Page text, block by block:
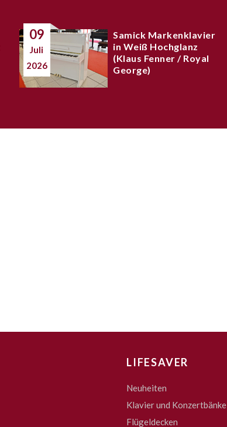
09
Juli
2026
Samick Markenklavier
in Weiß Hochglanz
(Klaus Fenner / Royal
George)
LIFESAVER
Neuheiten
Klavier und Konzertbänke
Flügeldecken